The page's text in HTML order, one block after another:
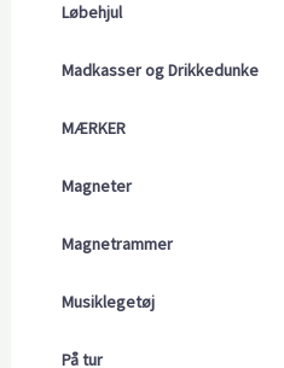
Løbehjul
Madkasser og Drikkedunke
MÆRKER
Magneter
Magnetrammer
Musiklegetøj
På tur